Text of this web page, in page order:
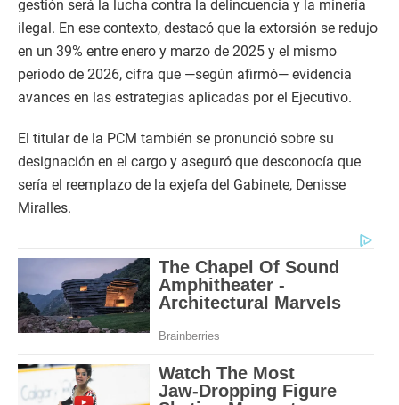
gestión será la lucha contra la delincuencia y la minería
ilegal. En ese contexto, destacó que la extorsión se redujo
en un 39% entre enero y marzo de 2025 y el mismo
periodo de 2026, cifra que —según afirmó— evidencia
avances en las estrategias aplicadas por el Ejecutivo.
El titular de la PCM también se pronunció sobre su
designación en el cargo y aseguró que desconocía que
sería el reemplazo de la exjefa del Gabinete, Denisse
Miralles.